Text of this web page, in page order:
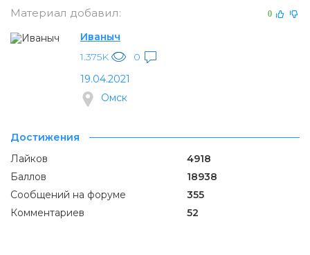
Материал добавил: 0
Иваныч
1.375K
0
19.04.2021
Омск
Достижения
Лайков
4918
Баллов
18938
Сообщений на форуме
355
Комментариев
52